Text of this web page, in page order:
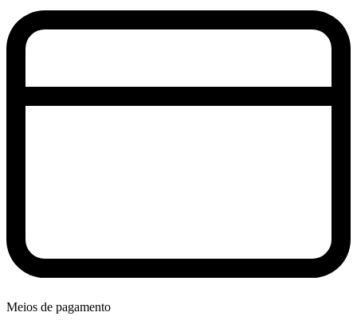
Meios de pagamento